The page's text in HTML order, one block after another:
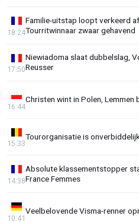
Familie-uitstap loopt verkeerd
Tourritwinnaar zwaar gehavend
18:24
Niewiadoma slaat dubbelslag,
Reusser
17:50
Christen wint in Polen, Lemmen
16:44
Tourorganisatie is
15:33
Absolute klassementstopper
France Femmes
14:38
Veelbelovende Visma-renner
10:41